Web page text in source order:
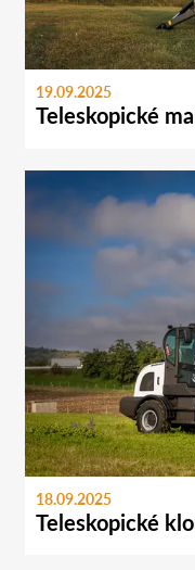
19.09.2025
Teleskopické
18.09.2025
Teleskopické